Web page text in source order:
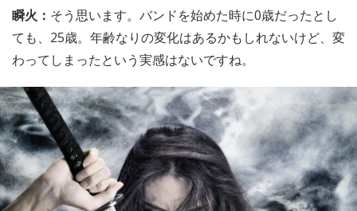
瞬火： そう思います。バンドを始めた時に0歳だったとし
ても、25歳。年齢なりの変化はあるかもしれないけど、変
わってしまったという実感はないですね。